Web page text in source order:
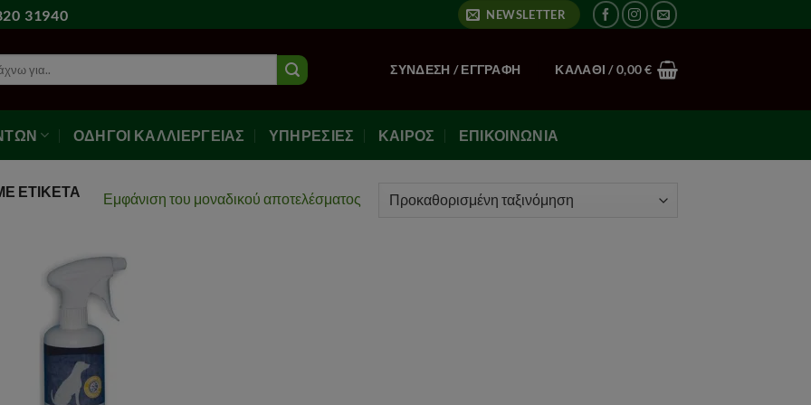
31940 NEWSLETTER
ΣΎΝΔΕΣΗ / ΕΓΓΡΑΦΉ ΚΑΛΆΘΙ /0,00€
ΟΔΗΓΟΙ ΚΑΛΛΙΕΡΓΕΙΑΣ ΥΠΗΡΕΣΙΕΣ ΚΑΙΡΌΣ ΕΠΙΚΟΙΝΩΝΊΑ
ΕΤΙΚΈΤΑ
Εμφάνιση του μοναδικού αποτελέσματος